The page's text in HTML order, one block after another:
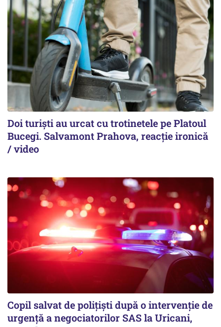
Doi turiști au urcat cu trotinetele pe Platoul
Bucegi. Salvamont Prahova, reacție ironică
/ video
Copil salvat de polițiști după o intervenție de
urgență a negociatorilor SAS la Uricani,